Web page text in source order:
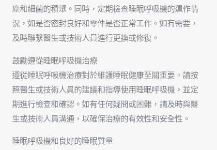
塵和細菌的積聚。同時，定期檢查睡眠呼吸機的運作情
況，如是否密封良好和零件是否正常工作。如有需要，
及時聯繫醫生或技術人員進行更換或修復。
鼓勵遵從睡眠呼吸機治療
遵從睡眠呼吸機治療對於維護睡眠健康至關重要。請按
照醫生或技術人員的建議和指導使用睡眠呼吸機，並定
期進行檢查和確認。如有任何疑問或困難，請及時與醫
生或技術人員溝通，以確保治療的有效性和安全性。
睡眠呼吸機和良好的睡眠質量